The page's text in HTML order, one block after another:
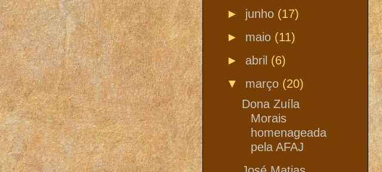
► junho (17)
► maio (11)
► abril (6)
▼ março (20)
Dona Zuíla
Morais
homenageada
pela AFAJ